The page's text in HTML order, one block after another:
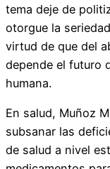
tema deje de
otorgue la
virtud de que del
depende el futuro
humana.
En salud, Muñoz
subsanar las
de salud a nivel